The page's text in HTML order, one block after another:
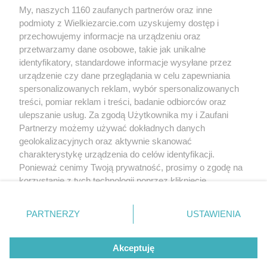
Groups: Meatless Vegetarian
Salads
Easter
Tags:
czerwona fasola latwa salatka
salatka
z kukurydzą
z ryżem
more tags
My, naszych 1160 zaufanych partnerów oraz inne
podmioty z Wielkiezarcie.com uzyskujemy dostęp i
przechowujemy informacje na urządzeniu oraz
przetwarzamy dane osobowe, takie jak unikalne
identyfikatory, standardowe informacje wysyłane przez
urządzenie czy dane przeglądania w celu zapewniania
spersonalizowanych reklam, wybór spersonalizowanych
treści, pomiar reklam i treści, badanie odbiorców oraz
ulepszanie usług. Za zgodą Użytkownika my i Zaufani
Partnerzy możemy używać dokładnych danych
geolokalizacyjnych oraz aktywnie skanować
charakterystykę urządzenia do celów identyfikacji.
Ponieważ cenimy Twoją prywatność, prosimy o zgodę na
korzystanie z tych technologii poprzez kliknięcie
zmienić/wycofać klikając przycisk ustawień prywatności
znajdujący się w lewym dolnym rogu strony
rodzaje przetwarzania danych nie wymagają zgody
użytkownika, ale masz prawo sprzeciwić się takiemu
przetwarzaniu. Preferencje będą miały zastosowania tylko
PARTNERZY USTAWIENIA
Akceptuję